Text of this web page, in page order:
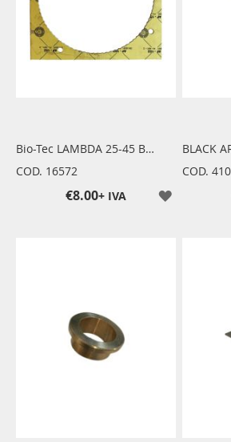
Bio-Tec LAMBDA 25-45 BOILER FAN GASKET
COD. 16572
+ IVA
€8.00
COD.